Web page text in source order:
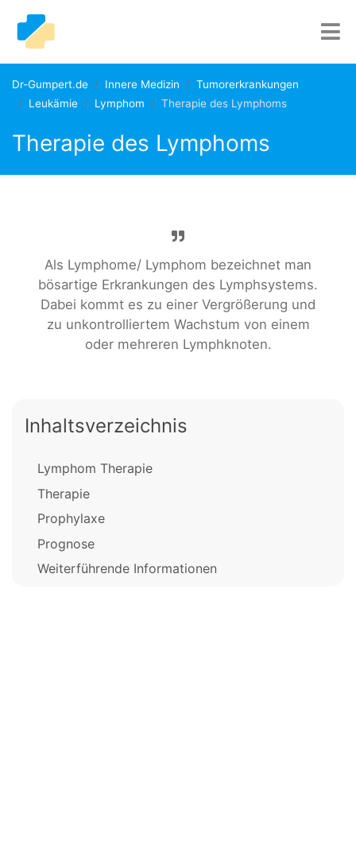
Dr-Gumpert.de Innere Medizin
Tumorerkrankungen
Leukämie
Lymphom Therapie des Lymphoms
Therapie des Lymphoms
Als Lymphome/ Lymphom bezeichnet man
bösartige Erkrankungen des Lymphsystems.
Dabei kommt es zu einer Vergrößerung und
zu unkontrolliertem Wachstum von einem
oder mehreren Lymphknoten.
Inhaltsverzeichnis
Lymphom Therapie
Therapie
Prophylaxe
Prognose
Weiterführende Informationen